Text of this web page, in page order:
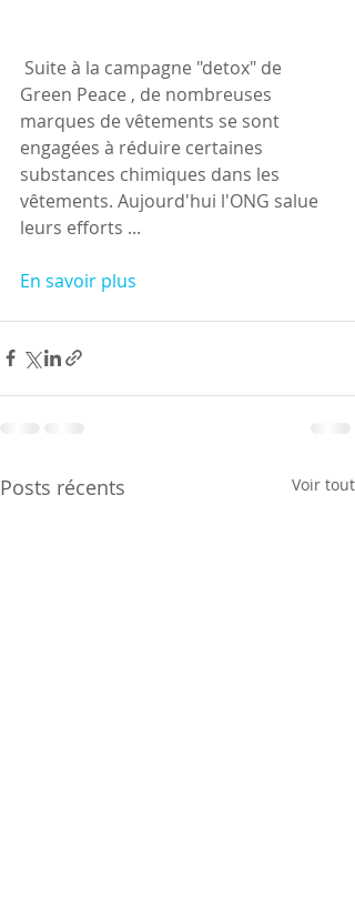
Green Peace , de nombreuses
marques de vêtements se sont
engagées à réduire certaines
substances chimiques dans les
vêtements. Aujourd'hui l'ONG salue
leurs efforts ...
En savoir plus
Posts récents Voir tout